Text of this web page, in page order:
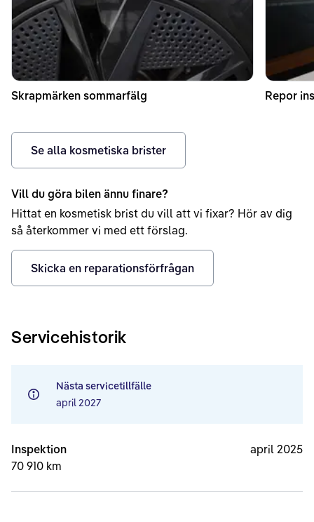
Skrapmärken sommarfälg Repor
Se alla kosmetiska brister
Vill du göra bilen ännu finare?
Hittat en kosmetisk brist du vill att vi fixar? Hör av dig
så återkommer vi med ett förslag.
Skicka en reparationsförfrågan
Servicehistorik
Nästa servicetillfälle
april 2027
Inspektion
70 910 km
april 2025